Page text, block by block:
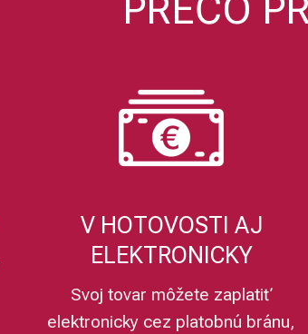
V HOTOVOSTI AJ
ELEKTRONICKY
Svoj tovar môžete zaplatiť
elektronicky cez platobnú bránu,